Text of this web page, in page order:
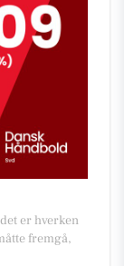
er hverken
fremgå,